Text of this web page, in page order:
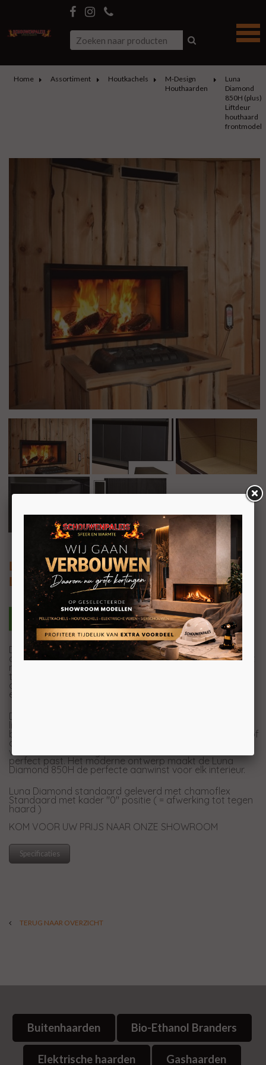
Home Assortiment Houtkachels
M-Design
Houthaarden
Luna
Diamond
850H (plus)
Liftdeur
houthaard
frontmodel
Luna Diamond 850H (plus)
Liftdeur houthaard frontmodel
Deze knusse frontale liftdeurhaard op hout is een echte
duizendpoot. De Luna Diamond 850H is energie-efficiënt
met een hoog rendement van 83% en een vermogen
tussen de 5 en 13 kilowatt. U kunt kiezen uit verschillende
afwerkingskaders, en deze haard is ook voorzien van
een vonkenscherm.
De Plus-versie verwent u met een automatische
liftdeur en vonkenscherm,
binnenverlichting en automatische bediening via Swipe of
app. De grote troef van dit exemplaar? De veelzijdigheid
van deze haard zorgt ervoor dat deze in elke wand
perfect past. Het moderne ontwerp maakt de Luna
Diamond 850H de perfecte aanwinst voor elk interieur.
Luna Diamond standaard geleverd met chamoflex
Standaard met kader "0" positie ( = afwerking tot tegen
haard )
KOM VOOR UW PRIJS NAAR ONZE SHOWROOM
Specificaties
TERUG NAAR OVERZICHT
Buitenhaarden Bio-Ethanol Branders
Elektrische haarden Gashaarden